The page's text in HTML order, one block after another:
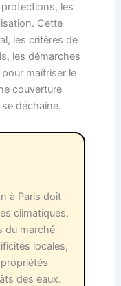
protections, les
Cette
les critères de
les démarches
maîtriser le
couverture
déchaîne.
à Paris doit
climatiques,
du marché
locales,
des eaux.